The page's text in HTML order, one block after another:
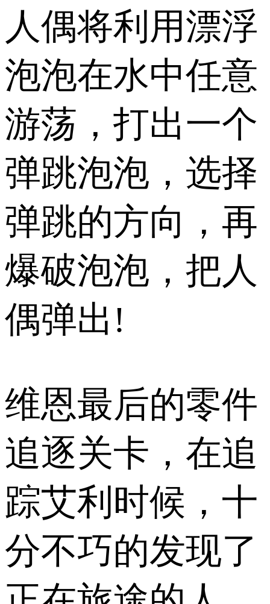
人偶将利用漂浮
泡泡在水中任意
游荡，打出一个
弹跳泡泡，选择
弹跳的方向，再
爆破泡泡，把人
偶弹出!
维恩最后的零件
追逐关卡，在追
踪艾利时候，十
分不巧的发现了